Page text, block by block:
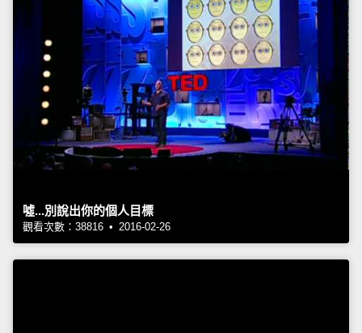
噓...別說出你的個人目標
觀看次數：38816 • 2016-02-26